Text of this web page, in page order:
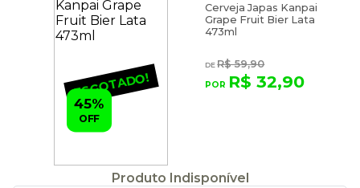
ESGOTADO!
Cerveja Japas Kanpai
Grape Fruit Bier Lata
473ml
R$ 59,90
R$ 32,90
45%
OFF
Produto Indisponível